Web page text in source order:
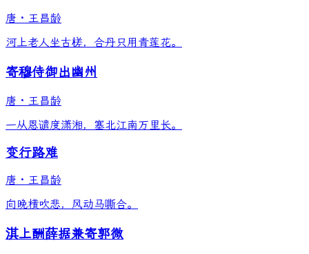
唐 · 王昌龄
河上老人坐古槎，合丹只用青莲花。
寄穆侍御出幽州
唐 · 王昌龄
一从恩谴度潇湘，塞北江南万里长。
变行路难
唐 · 王昌龄
向晚横吹悲，风动马嘶合。
淇上酬薛据兼寄郭微